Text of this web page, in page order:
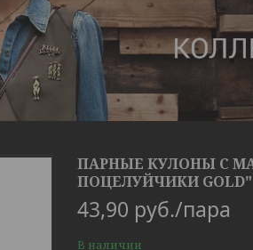
ПАРНЫЕ КУЛОНЫ С
ПОЦЕЛУЙЧИКИ GOLD"
43,90 руб./пара
В наличии